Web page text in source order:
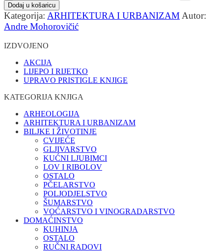
Dodaj u košaricu
Kategorija: ARHITEKTURA I URBANIZAM Autor:
Andre Mohorovičić
IZDVOJENO
AKCIJA
LIJEPO I RIJETKO
UPRAVO PRISTIGLE KNJIGE
KATEGORIJA KNJIGA
ARHEOLOGIJA
ARHITEKTURA I URBANIZAM
BILJKE I ŽIVOTINJE
CVIJEĆE
GLJIVARSTVO
KUĆNI LJUBIMCI
LOV I RIBOLOV
OSTALO
PČELARSTVO
POLJODJELSTVO
ŠUMARSTVO
VOĆARSTVO I VINOGRADARSTVO
DOMAĆINSTVO
KUHINJA
OSTALO
RUČNI RADOVI